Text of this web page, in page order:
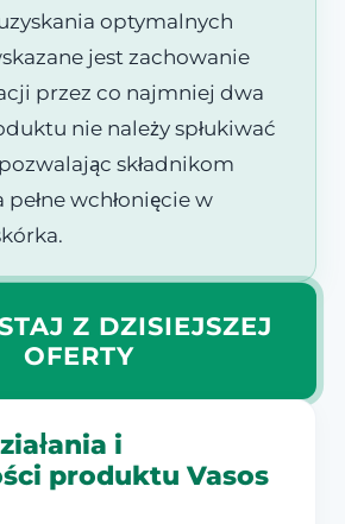
optymalnych
jest zachowanie
przez co najmniej dwa
nie należy spłukiwać
składnikom
wchłonięcie w
Z DZISIEJSZEJ
OFERTY
i
produktu Vasos